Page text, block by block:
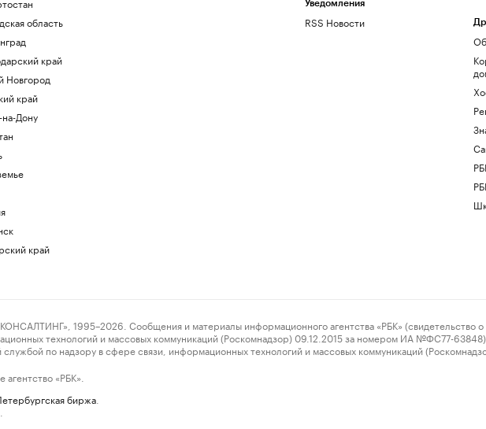
область
край
Новгород
край
на-Дону
край
Уведомления
RSS Новости
1995–2026. Сообщения и материалы информационного агентства «РБК» (свидетельство о
технологий и массовых коммуникаций (Роскомнадзор) 09.12.2015 за номером ИА №ФС77-63848)
по надзору в сфере связи, информационных технологий и массовых коммуникаций
«РБК».
биржа